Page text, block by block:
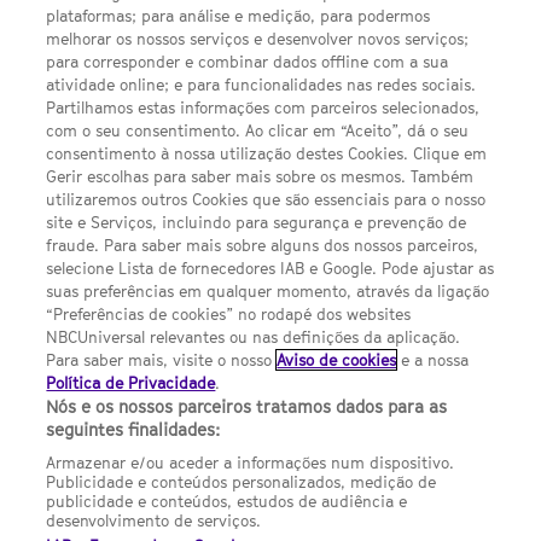
Escolhas de Anúncios
Política de privacidade
Termos E Condições
FILMES
UMA DIVISÃO DA NBCUNIVERSAL
Contact us by email: contact.SYFYPortugal@ncbuni.com
NBC Universal Global Networks España S.L.U. is wholly owned
by Universal Studios International BV
NBC Universal Global Networks, S.L.U. Paseo de la Castellana,
95. Planta 10 Edificio Torre Europa 28046 Madrid B-82227893
plataformas; para análise e medição, para podermos
melhorar os nossos serviços e desenvolver novos serviços;
para corresponder e combinar dados offline com a sua
atividade online; e para funcionalidades nas redes sociais.
Partilhamos estas informações com parceiros selecionados,
com o seu consentimento. Ao clicar em “Aceito”, dá o seu
consentimento à nossa utilização destes Cookies. Clique em
Gerir escolhas para saber mais sobre os mesmos. Também
utilizaremos outros Cookies que são essenciais para o nosso
site e Serviços, incluindo para segurança e prevenção de
fraude. Para saber mais sobre alguns dos nossos parceiros,
selecione Lista de fornecedores IAB e Google. Pode ajustar as
suas preferências em qualquer momento, através da ligação
“Preferências de cookies” no rodapé dos websites
NBCUniversal relevantes ou nas definições da aplicação.
Para saber mais, visite o nossoAviso de cookies e a nossa
Política de Privacidade.
Nós e os nossos parceiros tratamos dados para as
seguintes finalidades:
Armazenar e/ou aceder a informações num dispositivo.
Publicidade e conteúdos personalizados, medição de
publicidade e conteúdos, estudos de audiência e
desenvolvimento de serviços.